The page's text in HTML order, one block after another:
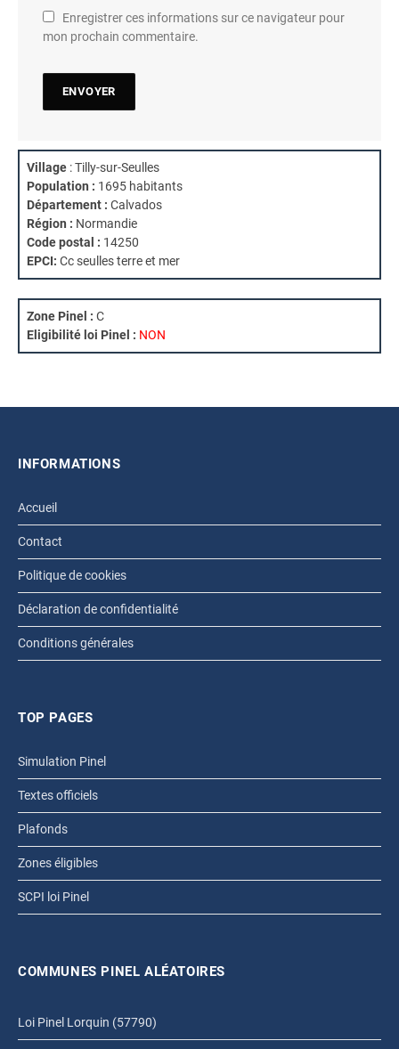
Enregistrer ces informations sur ce navigateur pour
mon prochain commentaire.
Village : Tilly-sur-Seulles
Population : 1695 habitants
Département : Calvados
Région : Normandie
Code postal : 14250
EPCI: Cc seulles terre et mer
Zone Pinel : C
Eligibilité loi Pinel : NON
INFORMATIONS
Accueil
Contact
Politique de cookies
Déclaration de confidentialité
Conditions générales
TOP PAGES
Simulation Pinel
Textes officiels
Plafonds
Zones éligibles
SCPI loi Pinel
COMMUNES PINEL ALÉATOIRES
Loi Pinel Lorquin (57790)